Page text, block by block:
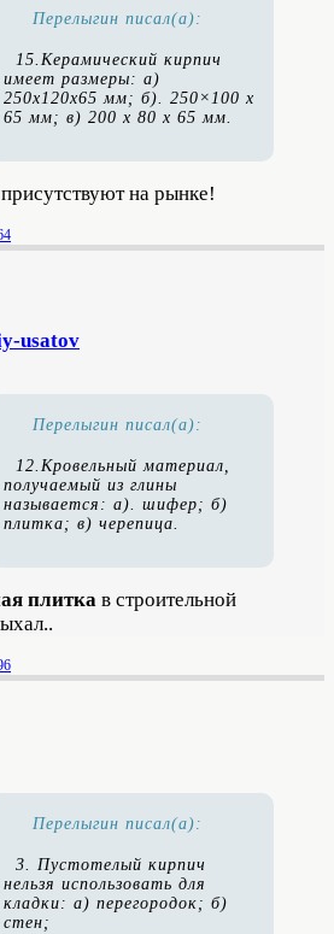
Перелыгин писал(а):
15.Керамический кирпич
имеет размеры: а)
250x120x65 мм; б). 250×100 х
65 мм; в) 200 х 80 х 65 мм.
на рынке!
usatov
Перелыгин писал(а):
12.Кровельный материал,
получаемый из глины
называется: а). шифер; б)
плитка; в) черепица.
плитка в строительной
Перелыгин писал(а):
3. Пустотелый кирпич
нельзя использовать для
кладки: а) перегородок; б)
стен;